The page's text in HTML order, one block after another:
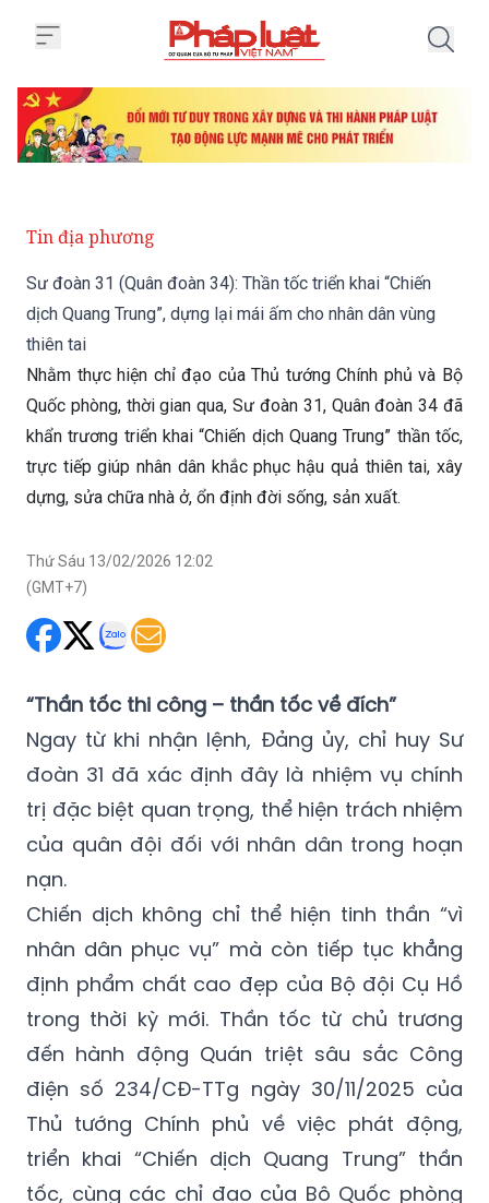
Tin địa phương
Sư đoàn 31 (Quân đoàn 34): Thần tốc triển khai “Chiến
dịch Quang Trung”, dựng lại mái ấm cho nhân dân vùng
thiên tai
Nhằm thực hiện chỉ đạo của Thủ tướng Chính phủ và Bộ
Quốc phòng, thời gian qua, Sư đoàn 31, Quân đoàn 34 đã
khẩn trương triển khai “Chiến dịch Quang Trung” thần tốc,
trực tiếp giúp nhân dân khắc phục hậu quả thiên tai, xây
dựng, sửa chữa nhà ở, ổn định đời sống, sản xuất.
Thứ Sáu 13/02/2026 12:02
(GMT+7)
“Thần tốc thi công – thần tốc về đích”
Ngay từ khi nhận lệnh, Đảng ủy, chỉ huy Sư
đoàn 31 đã xác định đây là nhiệm vụ chính
trị đặc biệt quan trọng, thể hiện trách nhiệm
của quân đội đối với nhân dân trong hoạn
nạn.
Chiến dịch không chỉ thể hiện tinh thần “vì
nhân dân phục vụ” mà còn tiếp tục khẳng
định phẩm chất cao đẹp của Bộ đội Cụ Hồ
trong thời kỳ mới. Thần tốc từ chủ trương
đến hành động Quán triệt sâu sắc Công
điện số 234/CĐ-TTg ngày 30/11/2025 của
Thủ tướng Chính phủ về việc phát động,
triển khai “Chiến dịch Quang Trung” thần
tốc, cùng các chỉ đạo của Bộ Quốc phòng